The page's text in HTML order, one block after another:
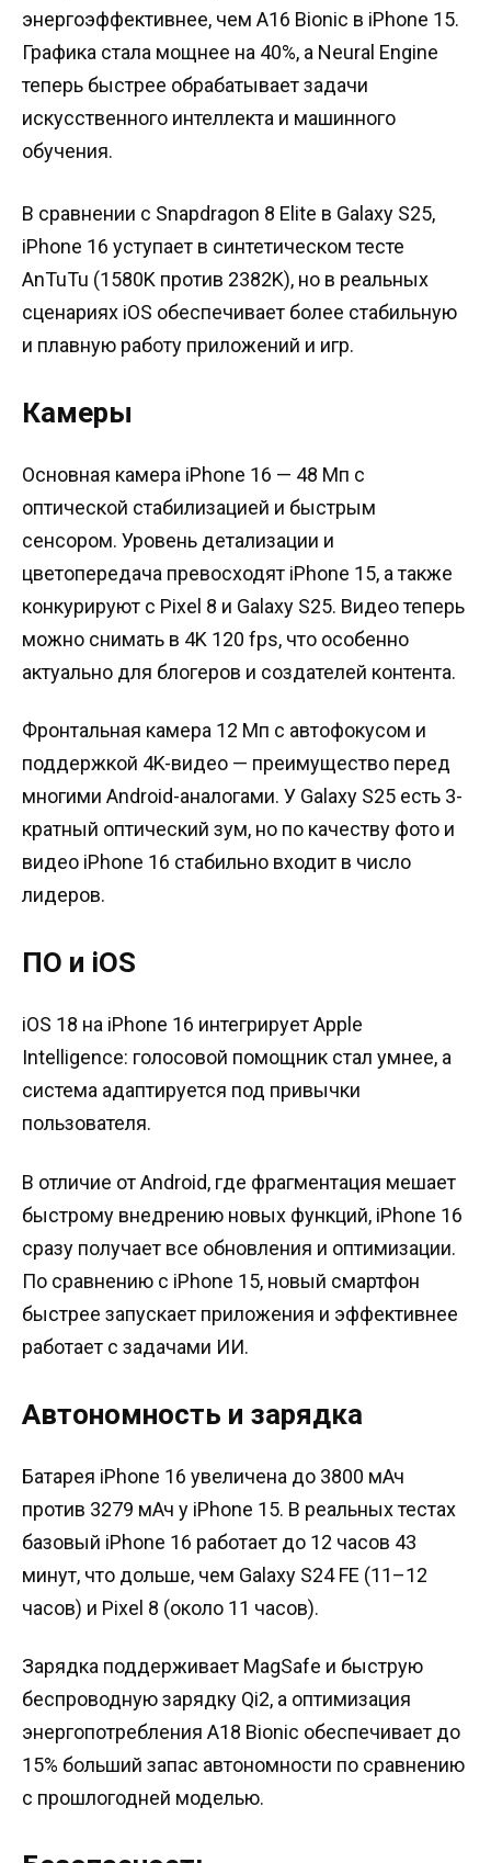
энергоэффективнее, чем A16 Bionic в iPhone 15.
Графика стала мощнее на 40%, а Neural Engine
теперь быстрее обрабатывает задачи
искусственного интеллекта и машинного
обучения.
В сравнении с Snapdragon 8 Elite в Galaxy S25,
iPhone 16 уступает в синтетическом тесте
AnTuTu (1580K против 2382K), но в реальных
сценариях iOS обеспечивает более стабильную
и плавную работу приложений и игр.
Камеры
Основная камера iPhone 16 — 48 Мп с
оптической стабилизацией и быстрым
сенсором. Уровень детализации и
цветопередача превосходят iPhone 15, а также
конкурируют с Pixel 8 и Galaxy S25. Видео теперь
можно снимать в 4K 120 fps, что особенно
актуально для блогеров и создателей контента.
Фронтальная камера 12 Мп с автофокусом и
поддержкой 4K-видео — преимущество перед
многими Android-аналогами. У Galaxy S25 есть 3-
кратный оптический зум, но по качеству фото и
видео iPhone 16 стабильно входит в число
лидеров.
ПО и iOS
iOS 18 на iPhone 16 интегрирует Apple
Intelligence: голосовой помощник стал умнее, а
система адаптируется под привычки
пользователя.
В отличие от Android, где фрагментация мешает
быстрому внедрению новых функций, iPhone 16
сразу получает все обновления и оптимизации.
По сравнению с iPhone 15, новый смартфон
быстрее запускает приложения и эффективнее
работает с задачами ИИ.
Автономность и зарядка
Батарея iPhone 16 увеличена до 3800 мАч
против 3279 мАч у iPhone 15. В реальных тестах
базовый iPhone 16 работает до 12 часов 43
минут, что дольше, чем Galaxy S24 FE (11–12
часов) и Pixel 8 (около 11 часов).
Зарядка поддерживает MagSafe и быструю
беспроводную зарядку Qi2, а оптимизация
энергопотребления A18 Bionic обеспечивает до
15% больший запас автономности по сравнению
с прошлогодней моделью.